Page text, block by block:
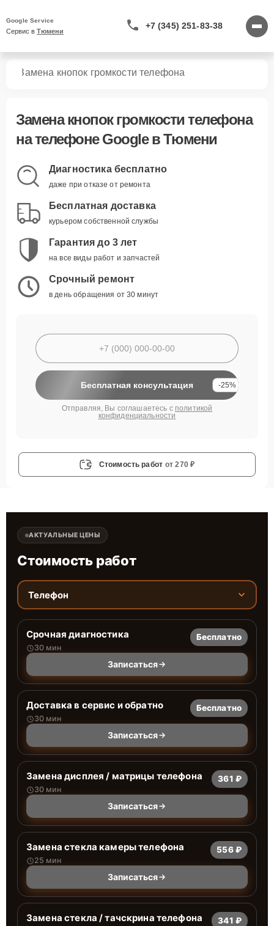
Google Service
Сервис в Тюмени
+7 (345) 251-83-38
Замена кнопок громкости телефона
Замена кнопок громкости телефона
на телефоне Google в Тюмени
Диагностика бесплатно
даже при отказе от ремонта
Бесплатная доставка
курьером собственной службы
Гарантия до 3 лет
на все виды работ и запчастей
Срочный ремонт
в день обращения от 30 минут
Бесплатная консультация -25%
Отправляя, Вы соглашаетесь с политикой
конфиденциальности
Стоимость работ от 270 ₽
АКТУАЛЬНЫЕ ЦЕНЫ
Стоимость работ
Телефон
Срочная диагностика
30 мин
Бесплатно
Записаться
Доставка в сервис и обратно
30 мин
Бесплатно
Записаться
Замена дисплея / матрицы телефона
30 мин
361 ₽
Записаться
Замена стекла камеры телефона
25 мин
556 ₽
Записаться
Замена стекла / тачскрина телефона 341 ₽